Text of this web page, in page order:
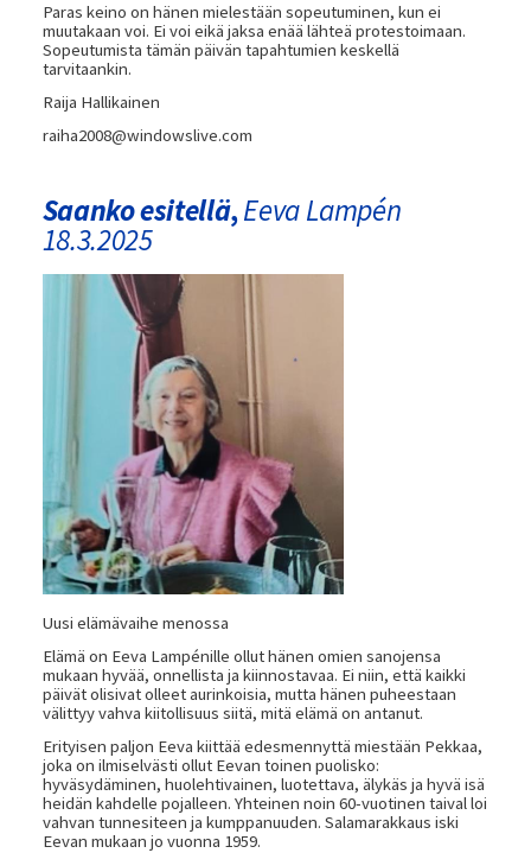
Paras keino on hänen mielestään sopeutuminen, kun ei
muutakaan voi. Ei voi eikä jaksa enää lähteä protestoimaan.
Sopeutumista tämän päivän tapahtumien keskellä
tarvitaankin.
Raija Hallikainen
raiha2008@windowslive.com
Saanko esitellä,EevaLampén
18.3.2025
Uusi elämävaihe menossa
Elämä on Eeva Lampénille ollut hänen omien sanojensa
mukaan hyvää, onnellista ja kiinnostavaa. Ei niin, että kaikki
päivät olisivat olleet aurinkoisia, mutta hänen puheestaan
välittyy vahva kiitollisuus siitä, mitä elämä on antanut.
Erityisen paljon Eeva kiittää edesmennyttä miestään Pekkaa,
joka on ilmiselvästi ollut Eevan toinen puolisko:
hyväsydäminen, huolehtivainen, luotettava, älykäs ja hyvä isä
heidän kahdelle pojalleen. Yhteinen noin 60-vuotinen taival loi
vahvan tunnesiteen ja kumppanuuden. Salamarakkaus iski
Eevan mukaan jo vuonna 1959.